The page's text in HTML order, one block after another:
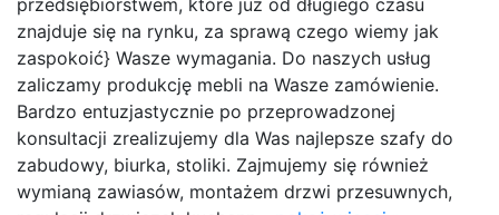
znajduje się na rynku, za sprawą czego wiemy jak
zaspokoić} Wasze wymagania. Do naszych usług
zaliczamy produkcję mebli na Wasze zamówienie.
Bardzo entuzjastycznie po przeprowadzonej
konsultacji zrealizujemy dla Was najlepsze szafy do
zabudowy, biurka, stoliki. Zajmujemy się również
wymianą zawiasów, montażem drzwi przesuwnych,